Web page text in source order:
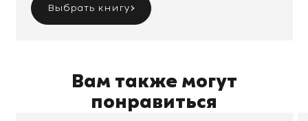
Выбрать книгу
Вам также могут
понравиться